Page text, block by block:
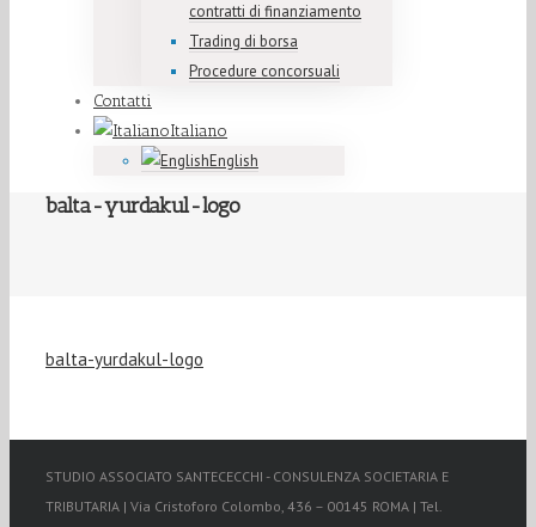
contratti di finanziamento
Trading di borsa
Procedure concorsuali
Contatti
Italiano
English
balta-yurdakul-logo
balta-yurdakul-logo
STUDIO ASSOCIATO SANTECECCHI - CONSULENZA SOCIETARIA E
TRIBUTARIA | Via Cristoforo Colombo, 436 – 00145 ROMA | Tel.